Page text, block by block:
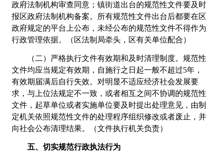
政府法制机构审查同意；镇街道出台的规范性文件要及时
报区政府法制机构备案。所有规范性文件出台后都要在区
政府规定的平台上公布，未经公布的规范性文件不得作为
行政管理依据。（区法制局牵头，区有关单位配合）
（二）严格执行文件有效期和及时清理制度。规范性
文件均应当规定有效期，自施行之日起一般不超过5年，
有效期届满后自行失效。对明显不适应经济社会发展要
求，与上位法规定不一致，或者相互之间不协调的规范性
文件，起草单位或者实施单位要及时提出处理意见，由制
定机关依照规范性文件的处理程序组织修改或者废止，并
向社会公布清理结果。（文件执行机关负责）
五、切实规范行政执法行为